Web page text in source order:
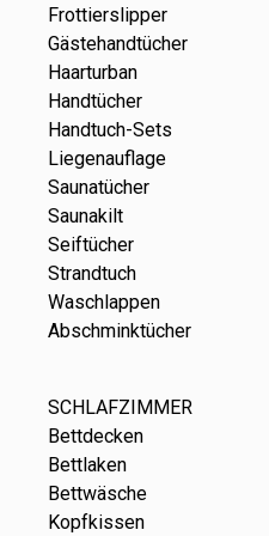
Frottierslipper
Gästehandtücher
Haarturban
Handtücher
Handtuch-Sets
Liegenauflage
Saunatücher
Saunakilt
Seiftücher
Strandtuch
Waschlappen
Abschminktücher
SCHLAFZIMMER
Bettdecken
Bettlaken
Bettwäsche
Kopfkissen